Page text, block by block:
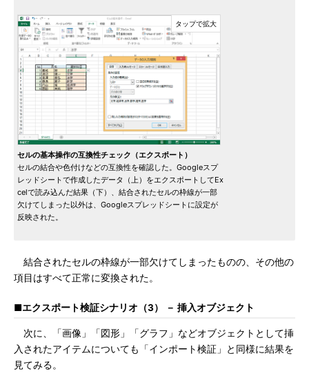
セルの基本操作の互換性チェック（エクスポート）
セルの結合や色付けなどの互換性を確認した。Googleスプ
レッドシートで作成したデータ（上）をエクスポートしてEx
celで読み込んだ結果（下）、結合されたセルの枠線が一部
欠けてしまった以外は、Googleスプレッドシートに設定が
反映された。
結合されたセルの枠線が一部欠けてしまったものの、その他の
項目はすべて正常に変換された。
■エクスポート検証シナリオ（3） － 挿入オブジェクト
次に、「画像」「図形」「グラフ」などオブジェクトとして挿
入されたアイテムについても「インポート検証」と同様に結果を
見てみる。